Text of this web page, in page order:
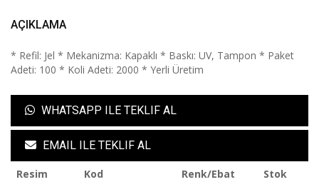
AÇIKLAMA
* Refil: Jel * Mekanizma: Kapaklı * Baskı: UV, Tampon * Paket
Adeti: 100 * Koli Adeti: 2000 * Yerli Üretim
WHATSAPP ILE TEKLIF AL
EMAIL ILE TEKLIF AL
Resim Kod Renk/Ebat
Stok